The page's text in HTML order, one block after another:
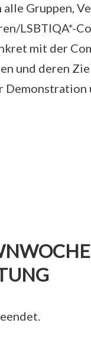
alle Gruppen,
LSBTIQA*-
mit der
und deren